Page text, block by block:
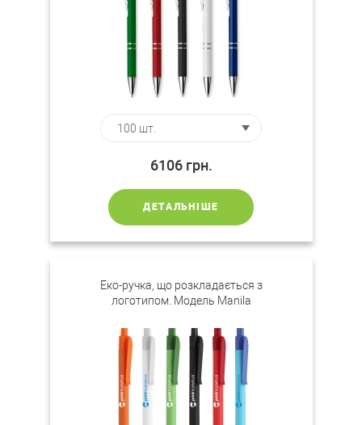
6106 грн.
ДЕТАЛЬНІШЕ
Еко-ручка, що розкладається з
логотипом. Модель Manila